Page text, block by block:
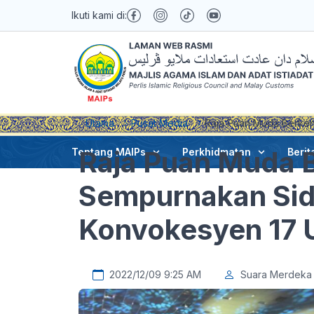
Ikuti kami di:
Tentang MAIPs Perkhidmatan
Utama Pusat Media Raja Puan Muda
Raja Puan Muda
Sempurnakan
Konvokesyen 17
2022/12/09 9:25 AM Suara Merdeka